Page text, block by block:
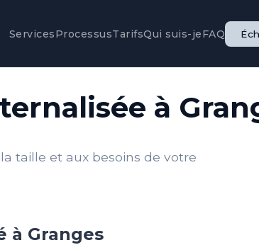
ServicesProcessusTarifsQui suis-jeFAQ
à
taille et aux besoins de votre
à Granges